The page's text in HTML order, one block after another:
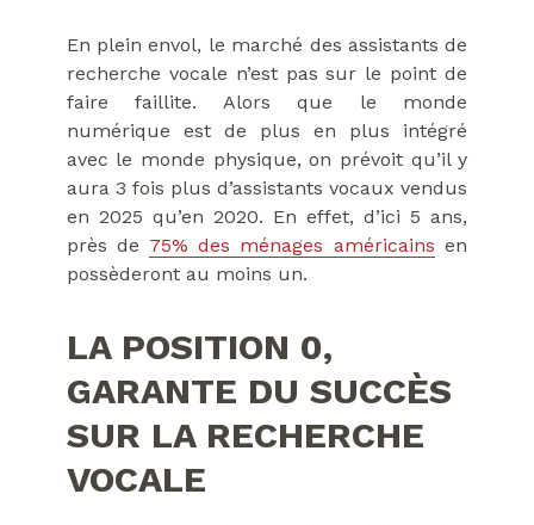
En plein envol, le marché des assistants de
recherche vocale n’est pas sur le point de
faire faillite. Alors que le monde
numérique est de plus en plus intégré
avec le monde physique, on prévoit qu’il y
aura 3 fois plus d’assistants vocaux vendus
en 2025 qu’en 2020. En effet, d’ici 5 ans,
près de 75% des ménages américains en
possèderont au moins un.
LA POSITION 0,
GARANTE DU SUCCÈS
SUR LA RECHERCHE
VOCALE